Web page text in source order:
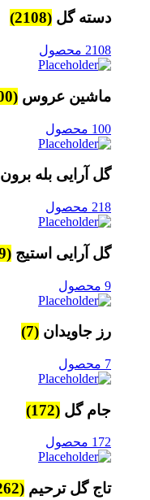
دسته گل (2108)
2108 محصول
ماشین عروس (100)
100 محصول
گل آرایی بله برون
218 محصول
گل آرایی استیج (9)
9 محصول
رز جاویدان (7)
7 محصول
جام گل (172)
172 محصول
تاج گل ترحیم (262)